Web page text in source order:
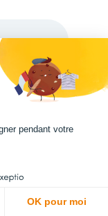
est de
pendant votre
OK pour moi